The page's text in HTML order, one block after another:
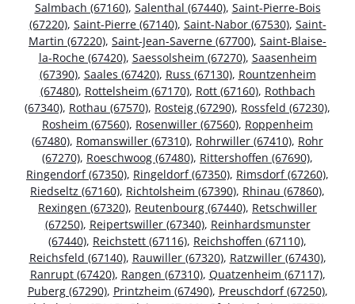
Salmbach (67160), Salenthal (67440), Saint-Pierre-Bois
(67220), Saint-Pierre (67140), Saint-Nabor (67530), Saint-
Martin (67220), Saint-Jean-Saverne (67700), Saint-Blaise-
la-Roche (67420), Saessolsheim (67270), Saasenheim
(67390), Saales (67420), Russ (67130), Rountzenheim
(67480), Rottelsheim (67170), Rott (67160), Rothbach
(67340), Rothau (67570), Rosteig (67290), Rossfeld (67230),
Rosheim (67560), Rosenwiller (67560), Roppenheim
(67480), Romanswiller (67310), Rohrwiller (67410), Rohr
(67270), Roeschwoog (67480), Rittershoffen (67690),
Ringendorf (67350), Ringeldorf (67350), Rimsdorf (67260),
Riedseltz (67160), Richtolsheim (67390), Rhinau (67860),
Rexingen (67320), Reutenbourg (67440), Retschwiller
(67250), Reipertswiller (67340), Reinhardsmunster
(67440), Reichstett (67116), Reichshoffen (67110),
Reichsfeld (67140), Rauwiller (67320), Ratzwiller (67430),
Ranrupt (67420), Rangen (67310), Quatzenheim (67117),
Puberg (67290), Printzheim (67490), Preuschdorf (67250),